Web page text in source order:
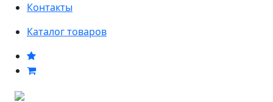
Контакты
Каталог товаров